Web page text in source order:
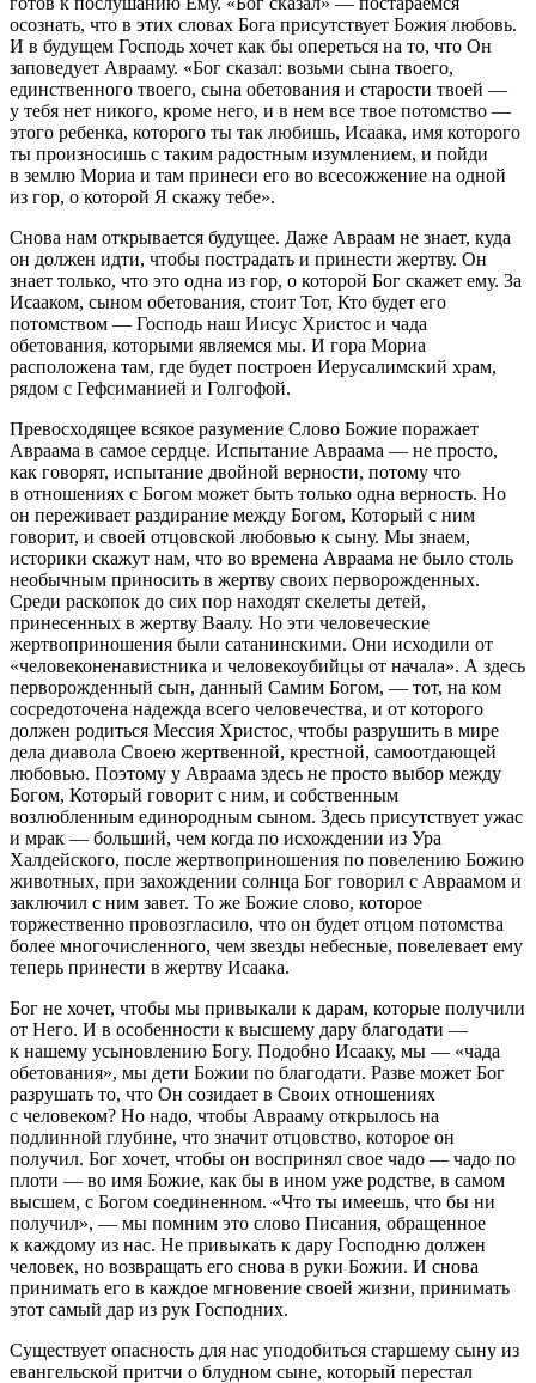
осознать, что в этих словах Бога присутствует Божия любовь.
И в будущем Господь хочет как бы опереться на то, что Он
заповедует Аврааму. «Бог сказал: возьми сына твоего,
единственного твоего, сына обетования и старости твоей —
у тебя нет никого, кроме него, и в нем все твое потомство —
этого ребенка, которого ты так любишь, Исаака, имя которого
ты произносишь с таким радостным изумлением, и пойди
в землю Мориа и там принеси его во всесожжение на одной
из гор, о которой Я скажу тебе».
Снова нам открывается будущее. Даже Авраам не знает, куда
он должен идти, чтобы пострадать и принести жертву. Он
знает только, что это одна из гор, о которой Бог скажет ему. За
Исааком, сыном обетования, стоит Тот, Кто будет его
потомством — Господь наш Иисус Христос и чада
обетования, которыми являемся мы. И гора Мориа
расположена там, где будет построен Иерусалимский храм,
рядом с Гефсиманией и Голгофой.
Превосходящее всякое разумение Слово Божие поражает
Авраама в самое сердце. Испытание Авраама — не просто,
как говорят, испытание двойной верности, потому что
в отношениях с Богом может быть только одна верность. Но
он переживает раздирание между Богом, Который с ним
говорит, и своей отцовской любовью к сыну. Мы знаем,
историки скажут нам, что во времена Авраама не было столь
необычным приносить в жертву своих перворожденных.
Среди раскопок до сих пор находят скелеты детей,
принесенных в жертву Ваалу. Но эти человеческие
жертвоприношения были сатанинскими. Они исходили от
«человеконенавистника и человекоубийцы от начала». А здесь
перворожденный сын, данный Самим Богом, — тот, на ком
сосредоточена надежда всего человечества, и от которого
должен родиться Мессия Христос, чтобы разрушить в мире
дела диавола Своею жертвенной, крестной, самоотдающей
любовью. Поэтому у Авраама здесь не просто выбор между
Богом, Который говорит с ним, и собственным
возлюбленным единородным сыном. Здесь присутствует ужас
и мрак — больший, чем когда по исхождении из Ура
Халдейского, после жертвоприношения по повелению Божию
животных, при захождении солнца Бог говорил с Авраамом и
заключил с ним завет. То же Божие слово, которое
торжественно провозгласило, что он будет отцом потомства
более многочисленного, чем звезды небесные, повелевает ему
теперь принести в жертву Исаака.
Бог не хочет, чтобы мы привыкали к дарам, которые получили
от Него. И в особенности к высшему дару благодати —
к нашему усыновлению Богу. Подобно Исааку, мы — «чада
обетования», мы дети Божии по благодати. Разве может Бог
разрушать то, что Он созидает в Своих отношениях
с человеком? Но надо, чтобы Аврааму открылось на
подлинной глубине, что значит отцовство, которое он
получил. Бог хочет, чтобы он воспринял свое чадо — чадо по
плоти — во имя Божие, как бы в ином уже родстве, в самом
высшем, с Богом соединенном. «Что ты имеешь, что бы ни
получил», — мы помним это слово Писания, обращенное
к каждому из нас. Не привыкать к дару Господню должен
человек, но возвращать его снова в руки Божии. И снова
принимать его в каждое мгновение своей жизни, принимать
этот самый дар из рук Господних.
Существует опасность для нас уподобиться старшему сыну из
евангельской притчи о блудном сыне, который перестал